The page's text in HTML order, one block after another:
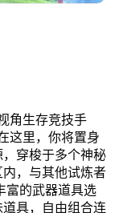
角生存竞技手
这里，你将置身
穿梭于多个神秘
，与其他试炼者
富的武器道具选
具，自由组合连